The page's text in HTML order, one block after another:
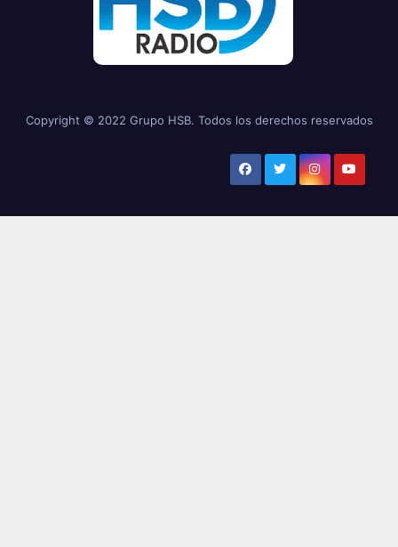
Copyright © 2022 Grupo HSB. Todos los derechos reservados